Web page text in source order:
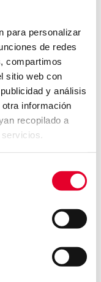
para personalizar
de redes
compartimos
sitio web con
y análisis
información
recopilado a